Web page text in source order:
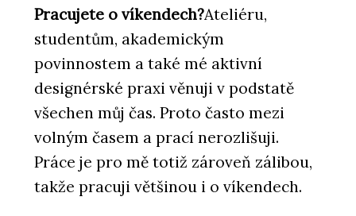
Pracujete o víkendech?Ateliéru,
studentům, akademickým
povinnostem a také mé aktivní
designérské praxi věnuji v podstatě
všechen můj čas. Proto často mezi
volným časem a prací nerozlišuji.
Práce je pro mě totiž zároveň zálibou,
takže pracuji většinou i o víkendech.